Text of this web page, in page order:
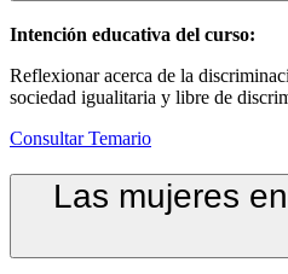
Intención educativa del curso:
Reflexionar acerca de la
sociedad igualitaria y libre de
Consultar Temario
Las mujeres